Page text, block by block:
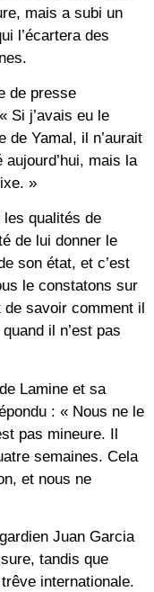
mais a subi un
l’écartera des
de presse
Si j’avais eu le
de Yamal, il n’aurait
mais la
»
les qualités de
de lui donner le
son état, et c’est
le constatons sur
savoir comment il
il n’est pas
Lamine et sa
: « Nous ne le
pas mineure. Il
semaines. Cela
et nous ne
Juan Garcia
tandis que
internationale.